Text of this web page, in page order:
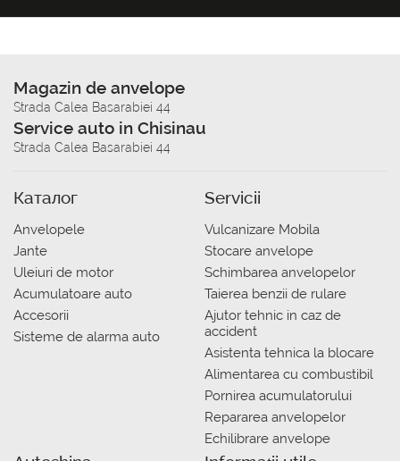
Magazin de anvelope
Strada Calea Basarabiei 44
Service auto in Chisinau
Strada Calea Basarabiei 44
Каталог
Anvelopele
Jante
Uleiuri de motor
Acumulatoare auto
Accesorii
Sisteme de alarma auto
Servicii
Vulcanizare Mobila
Stocare anvelope
Schimbarea anvelopelor
Taierea benzii de rulare
Ajutor tehnic in caz de
accident
Asistenta tehnica la blocare
Alimentarea cu combustibil
Pornirea acumulatorului
Repararea anvelopelor
Echilibrare anvelope